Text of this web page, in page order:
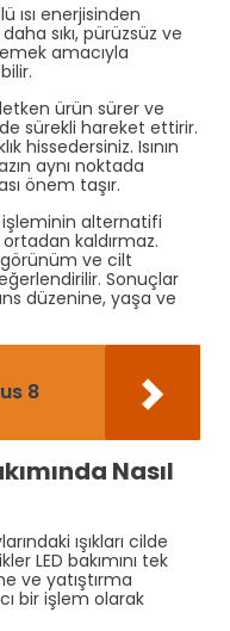
ısı enerjisinden
sıkı, pürüzsüz ve
amacıyla
ürün sürer ve
sürekli hareket ettirir.
hissedersiniz. Isının
aynı noktada
önem taşır.
işleminin alternatifi
kaldırmaz.
ve cilt
Sonuçlar
düzenine, yaşa ve
8
Nasıl
ışıkları cilde
LED bakımını tek
ve yatıştırma
bir işlem olarak